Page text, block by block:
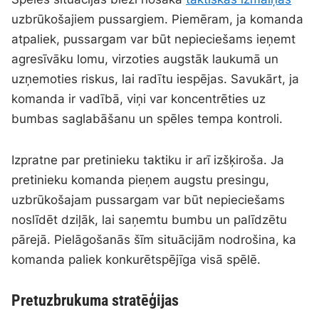
uzbrūkošajiem pussargiem. Piemēram, ja komanda
atpaliek, pussargam var būt nepieciešams ieņemt
agresīvāku lomu, virzoties augstāk laukumā un
uzņemoties riskus, lai radītu iespējas. Savukārt, ja
komanda ir vadībā, viņi var koncentrēties uz
bumbas saglabāšanu un spēles tempa kontroli.
Izpratne par pretinieku taktiku ir arī izšķiroša. Ja
pretinieku komanda pieņem augstu presingu,
uzbrūkošajam pussargam var būt nepieciešams
noslīdēt dziļāk, lai saņemtu bumbu un palīdzētu
pārejā. Pielāgošanās šīm situācijām nodrošina, ka
komanda paliek konkurētspējīga visā spēlē.
Pretuzbrukuma stratēģijas